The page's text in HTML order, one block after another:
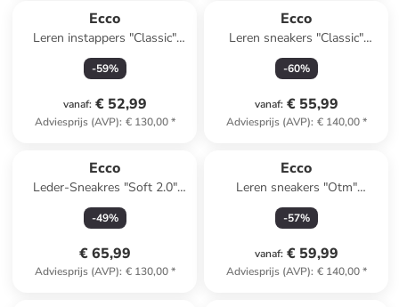
Ecco
Leren instappers "Classic"
lichtbruin
-59%
vanaf: € 52,99
Adviesprijs (AVP): € 130,00*
Ecco
Leren sneakers "Classic"
lichtroze
-60%
vanaf: € 55,99
Adviesprijs (AVP): € 140,00*
Ecco
Leder-Sneakres "Soft 2.0"
geel
-49%
€ 65,99
Adviesprijs (AVP): € 130,00*
Ecco
Leren sneakers "Otm"
donkerblauw/grijs
-57%
vanaf: € 59,99
Adviesprijs (AVP): € 140,00*